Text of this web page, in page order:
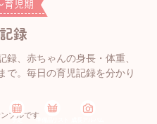
育児期
記録
録、赤ちゃんの身長・体重、
で。毎日の育児記録を分かり
予定
プルです